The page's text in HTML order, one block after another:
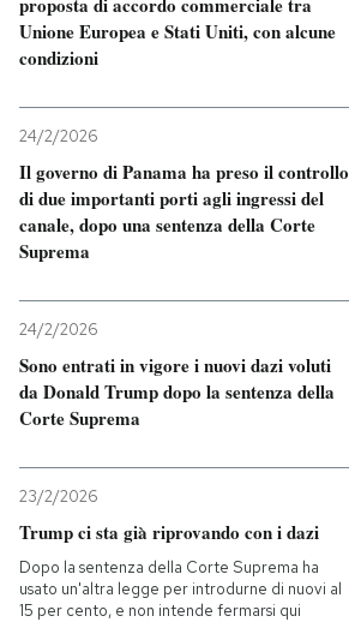
Unione Europea e Stati Uniti, con alcune
condizioni
24/2/2026
Il governo di Panama ha preso il controllo
di due importanti porti agli ingressi del
canale, dopo una sentenza della Corte
Suprema
24/2/2026
Sono entrati in vigore i nuovi dazi voluti
da Donald Trump dopo la sentenza della
Corte Suprema
23/2/2026
Trump ci sta già riprovando con i dazi
Dopo la sentenza della Corte Suprema ha
usato un'altra legge per introdurne di nuovi al
15 per cento, e non intende fermarsi qui